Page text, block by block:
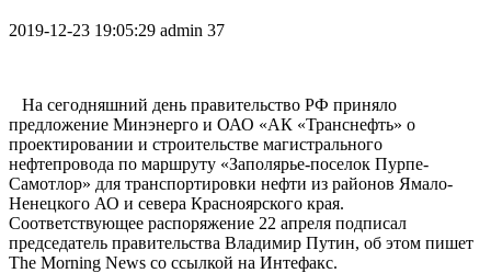
2019-12-23 19:05:29 admin 37
На сегодняшний день правительство РФ приняло
предложение Минэнерго и ОАО «АК «Транснефть» о
проектировании и строительстве магистрального
нефтепровода по маршруту «Заполярье-поселок Пурпе-
Самотлор» для транспортировки нефти из районов Ямало-
Ненецкого АО и севера Красноярского края.
Соответствующее распоряжение 22 апреля подписал
председатель правительства Владимир Путин, об этом пишет
The Morning News со ссылкой на Интефакс.